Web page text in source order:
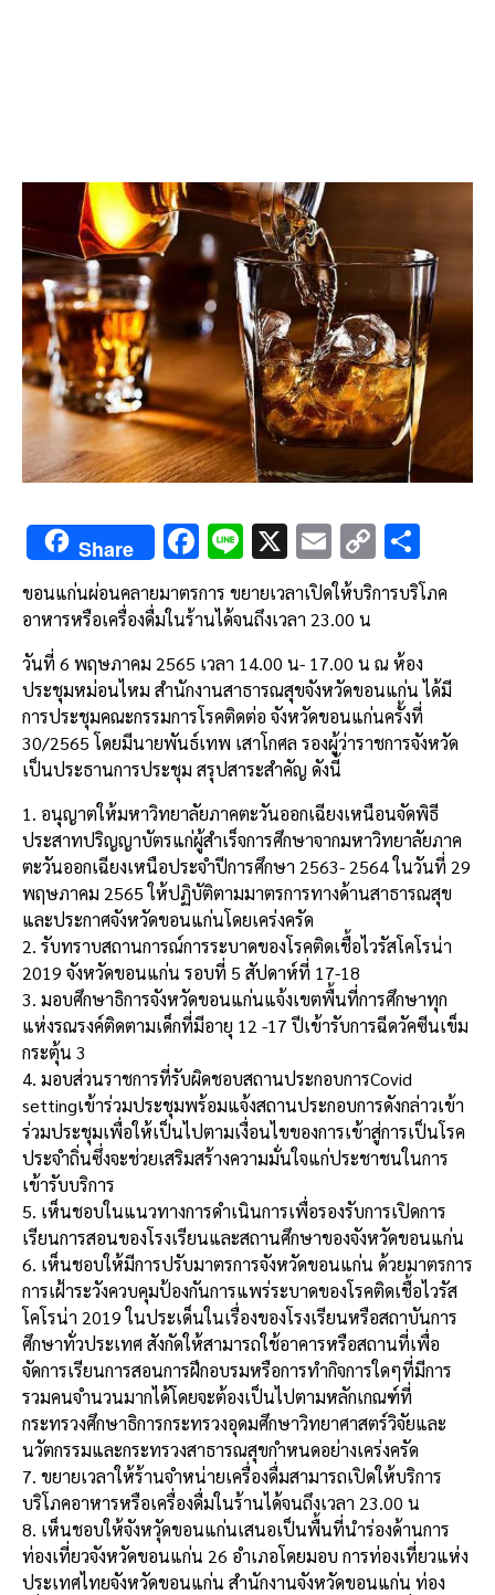
Share F
e
o
o
k
Li
e
X E
m
ai
l
C
py
Li
n
k
h
ar
ขอนแก่นผ่อนคลายมาตรการ ขยายเวลาเปิดให้บริการบริโภค
อาหารหรือเครื่องดื่มในร้านได้จนถึงเวลา 23.00 น
วันที่ 6 พฤษภาคม 2565 เวลา 14.00 น- 17.00 น ณ ห้อง
ประชุมหม่อนไหม สำนักงานสาธารณสุขจังหวัดขอนแก่น ได้มี
การประชุมคณะกรรมการโรคติดต่อ จังหวัดขอนแก่นครั้งที่
30/2565 โดยมีนายพันธ์เทพ เสาโกศล รองผู้ว่าราชการจังหวัด
เป็นประธานการประชุม สรุปสาระสำคัญ ดังนี้
1. อนุญาตให้มหาวิทยาลัยภาคตะวันออกเฉียงเหนือนจัดพิธี
ประสาทปริญญาบัตรแก่ผู้สำเร็จการศึกษาจากมหาวิทยาลัยภาค
ตะวันออกเฉียงเหนือประจำปีการศึกษา 2563- 2564 ในวันที่ 29
พฤษภาคม 2565 ให้ปฏิบัติตามมาตรการทางด้านสาธารณสุข
และประกาศจังหวัดขอนแก่นโดยเคร่งครัด
2. รับทราบสถานการณ์การระบาดของโรคติดเชื้อไวรัสโคโรน่า
2019 จังหวัดขอนแก่น รอบที่ 5 สัปดาห์ที่ 17-18
3. มอบศึกษาธิการจังหวัดขอนแก่นแจ้งเขตพื้นที่การศึกษาทุก
แห่งรณรงค์ติดตามเด็กที่มีอายุ 12 -​17 ปีเข้ารับการฉีดวัคซีนเข็ม
กระตุ้น 3
4. มอบส่วนราชการที่รับผิดชอบสถานประกอบการCovid
settingเข้าร่วมประชุมพร้อมแจ้งสถานประกอบการดังกล่าวเข้า
ร่วมประชุมเพื่อให้เป็นไปตามเงื่อนไขของการเข้าสู่การเป็นโรค
ประจำถิ่นซึ่งจะช่วยเสริมสร้างความมั่นใจแก่ประชาชนในการ
เข้ารับบริการ
5. เห็นชอบในแนวทางการดำเนินการเพื่อรองรับการเปิดการ
เรียนการสอนของโรงเรียนและสถานศึกษาของจังหวัดขอนแก่น
6. เห็นชอบให้มีการปรับมาตรการจังหวัดขอนแก่น ด้วยมาตรการ
การเฝ้าระวังควบคุมป้องกันการแพร่ระบาดของโรคติดเชื้อไวรัส
โคโรน่า 2019 ในประเด็นในเรื่องของโรงเรียนหรือสถาบันการ
ศึกษาทั่วประเทศ สังกัดให้สามารถใช้อาคารหรือสถานที่เพื่อ
จัดการเรียนการสอนการฝึกอบรมหรือการทำกิจการใดๆที่มีการ
รวมคนจำนวนมากได้โดยจะต้องเป็นไปตามหลักเกณฑ์ที่
กระทรวงศึกษาธิการกระทรวงอุดมศึกษาวิทยาศาสตร์วิจัยและ
นวัตกรรมและกระทรวงสาธารณสุขกำหนดอย่างเคร่งครัด
7. ขยายเวลาให้ร้านจำหน่ายเครื่องดื่มสามารถเปิดให้บริการ
บริโภคอาหารหรือเครื่องดื่มในร้านได้จนถึงเวลา 23.00 น
8. เห็นชอบให้จังหวุัดขอนแก่นเสนอเป็นพื้นที่นำร่องด้านการ
ท่องเที่ยวจังหวัดขอนแก่น 26 อำเภอโดยมอบ การท่องเที่ยวแห่ง
ประเทศไทยจังหวัดขอนแก่น สำนักงานจังหวัดขอนแก่น ท่อง